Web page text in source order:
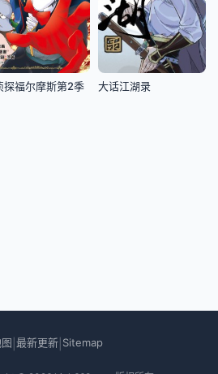
探福尔摩斯第2季 大话江湖录
最新更新 Sitemap